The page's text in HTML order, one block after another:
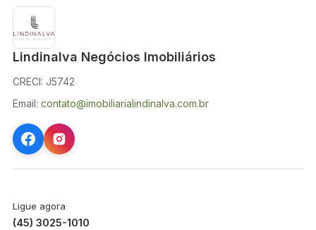
Lindinalva Negócios Imobiliários
CRECI: J5742
Email: contato@imobiliarialindinalva.com.br
Ligue agora
(45) 3025-1010